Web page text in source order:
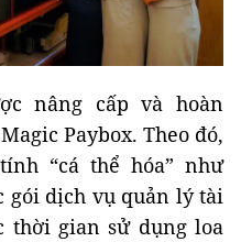
nâng cấp và hoàn
Paybox. Theo đó,
“cá thể hóa” như
gói dịch vụ quản lý tài
thời gian sử dụng loa